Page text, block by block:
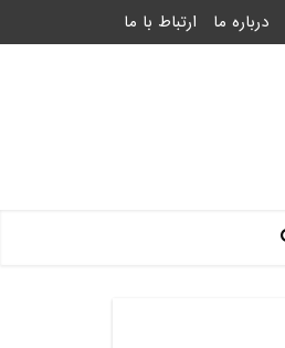
درباره ما ارتباط با ما